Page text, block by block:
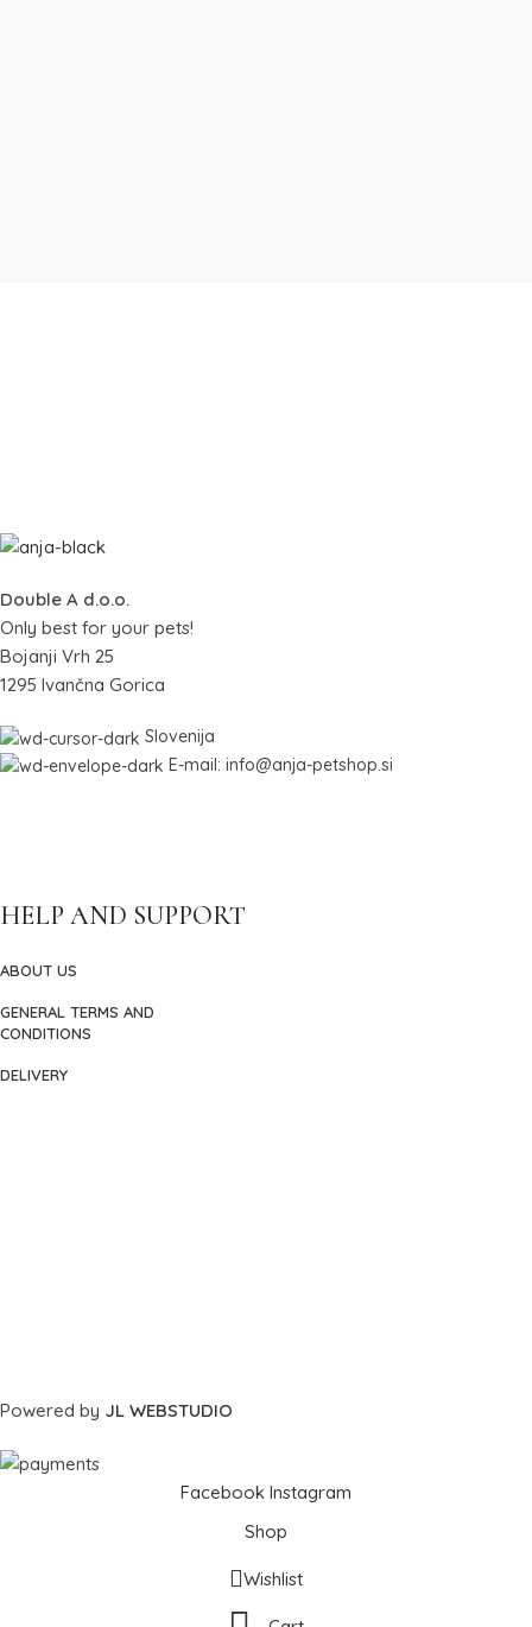
Double A d.o.o.
Only best for your pets!
Bojanji Vrh 25
1295 Ivančna Gorica
Slovenija
E-mail: info@anja-petshop.si
HELP AND SUPPORT
ABOUT US
GENERAL TERMS AND
CONDITIONS
DELIVERY
Powered by JL WEBSTUDIO
Facebook Instagram
Shop
Wishlist